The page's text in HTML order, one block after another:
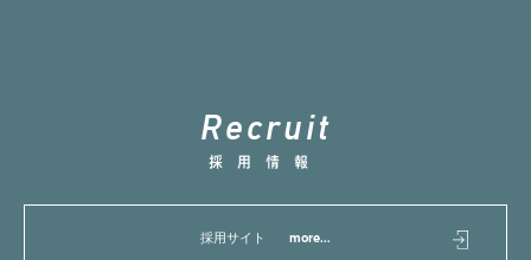
Recruit
採用情報
採用サイト more...